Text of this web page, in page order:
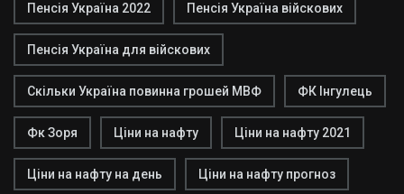
Пенсія Україна 2022 Пенсія Україна війскових
Пенсія Україна для війскових
Скільки Україна повинна грошей МВФ ФК Інгулець
Фк Зоря Ціни на нафту Ціни на нафту 2021
Ціни на нафту на день Ціни на нафту прогноз